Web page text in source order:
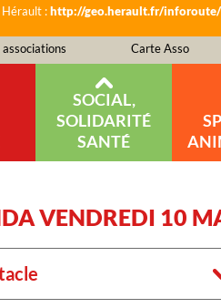
:http://geo.herault.fr/
Carte Asso
SOCIAL,
SOLIDARITÉ
SANTÉ
VENDREDI 10